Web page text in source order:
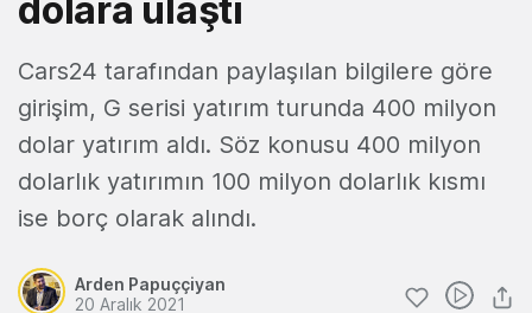
dolara ulaştı
Cars24 tarafından paylaşılan bilgilere göre
girişim, G serisi yatırım turunda 400 milyon
dolar yatırım aldı. Söz konusu 400 milyon
dolarlık yatırımın 100 milyon dolarlık kısmı
ise borç olarak alındı.
Arden Papuççiyan
20 Aralık 2021